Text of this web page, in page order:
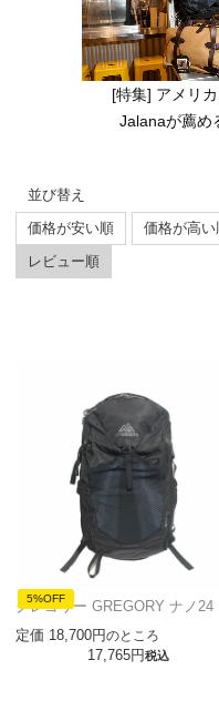
[特集] アメリ
Jalanaが薦め
並び替え
価格が安い順
価格が高い
レビュー順
5%OFF
グレゴリー GREGORY ナノ24
定価 18,700 のところ
17,765 税込